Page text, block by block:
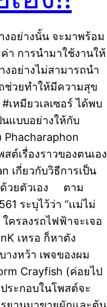
งอย่างนั้น จะมาพร้อม
า การนำมาใช้งานให้
งอย่างไม่สามารถนำ
ช่วยทำให้มีความสุข
เหมียวเลเซอร์ ได้พบ
นแบบอย่างให้กับ
Phacharaphon
ต์เรื่องราวของตนเอง
เกี่ยวกับวิธีการเป็น
วยตัวเอง ตาม
ระบุไว้ว่า “เเม่ไม่
ครลงรถไฟฟ้าจะเจอ
เหรอ ก็หาตัง
างหว้า เพจของผม
Crayfish (ค่อยไป
ะกอบในโพสต์จะ